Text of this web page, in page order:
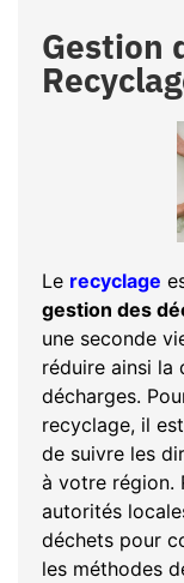
Gestion
Le recyclage
gestion des
une seconde
réduire ainsi la
décharges.
recyclage, il
de suivre les
à votre région.
autorités
déchets pour
les méthodes